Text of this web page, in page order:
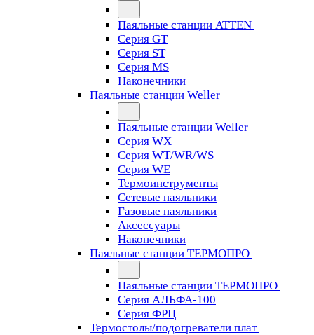
Паяльные станции ATTEN
Серия GT
Серия ST
Серия MS
Наконечники
Паяльные станции Weller
Паяльные станции Weller
Серия WX
Серия WT/WR/WS
Серия WE
Термоинструменты
Сетевые паяльники
Газовые паяльники
Аксессуары
Наконечники
Паяльные станции ТЕРМОПРО
Паяльные станции ТЕРМОПРО
Серия АЛЬФА-100
Серия ФРЦ
Термостолы/подогреватели плат